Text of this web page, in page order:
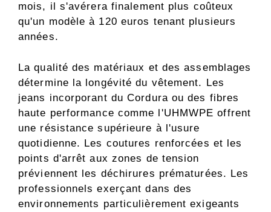
mois, il s'avérera finalement plus coûteux
qu'un modèle à 120 euros tenant plusieurs
années.
La qualité des matériaux et des assemblages
détermine la longévité du vêtement. Les
jeans incorporant du Cordura ou des fibres
haute performance comme l'UHMWPE offrent
une résistance supérieure à l'usure
quotidienne. Les coutures renforcées et les
points d'arrêt aux zones de tension
préviennent les déchirures prématurées. Les
professionnels exerçant dans des
environnements particulièrement exigeants